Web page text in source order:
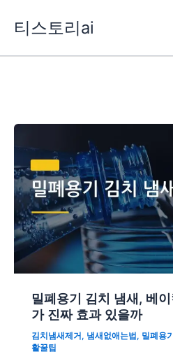
티스토리ai
밀폐용기 김치 냄새, 베이
가 진짜 효과 있을까
김치냄새제거 , 냄새없애는법 , 밀폐용
활꿀팁